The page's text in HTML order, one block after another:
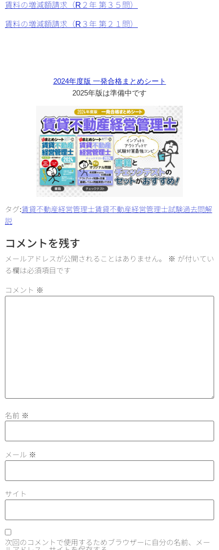
賃料の増減額請求（R２年 第３５問）
賃料の増減額請求（R３年 第２１問）
2024年度版 一発合格まとめシート
2025年版は準備中です
タグ:賃貸不動産経営管理士賃貸不動産経営管理士試験過去問解
説
コメントを残す
メールアドレスが公開されることはありません。 ※ が付いてい
る欄は必須項目です
コメント ※
名前 ※
メール ※
サイト
次回のコメントで使用するためブラウザーに自分の名前、メー